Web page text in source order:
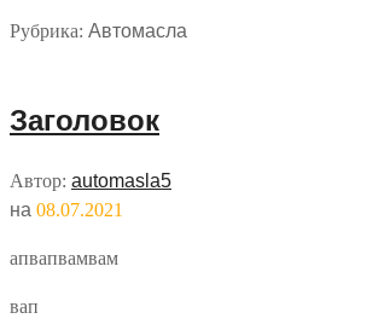
Рубрика: Автомасла
Заголовок
Автор: automasla5
на 08.07.2021
апвапвамвам
вап